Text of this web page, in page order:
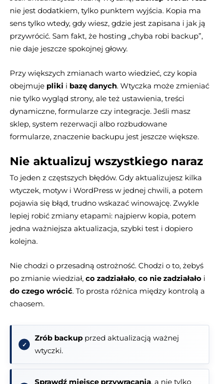
nie jest dodatkiem, tylko punktem wyjścia. Kopia ma
sens tylko wtedy, gdy wiesz, gdzie jest zapisana i jak ją
przywrócić. Sam fakt, że hosting „chyba robi backup”,
nie daje jeszcze spokojnej głowy.
Przy większych zmianach warto wiedzieć, czy kopia
obejmuje pliki i bazę danych. Wtyczka może zmieniać
nie tylko wygląd strony, ale też ustawienia, treści
dynamiczne, formularze czy integracje. Jeśli masz
sklep, system rezerwacji albo rozbudowane
formularze, znaczenie backupu jest jeszcze większe.
Nie aktualizuj wszystkiego naraz
To jeden z częstszych błędów. Gdy aktualizujesz kilka
wtyczek, motyw i WordPress w jednej chwili, a potem
pojawia się błąd, trudno wskazać winowajcę. Zwykle
lepiej robić zmiany etapami: najpierw kopia, potem
jedna ważniejsza aktualizacja, szybki test i dopiero
kolejna.
Nie chodzi o przesadną ostrożność. Chodzi o to, żebyś
po zmianie wiedział, co zadziałało, co nie zadziałało i
do czego wrócić. To prosta różnica między kontrolą a
chaosem.
Zrób backup przed aktualizacją ważnej
wtyczki.
Sprawdź miejsce przywracania, a nie tylko